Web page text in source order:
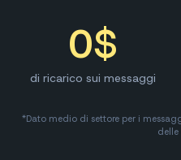
di ricarico sui messaggi
0$
*Dato medio di settore per i
delle